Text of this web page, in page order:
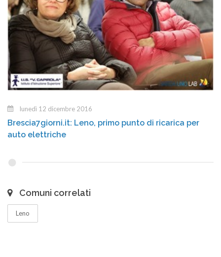
lunedì 12 dicembre 2016
Brescia7giorni.it: Leno, primo punto di ricarica per
auto elettriche
Comuni correlati
Leno